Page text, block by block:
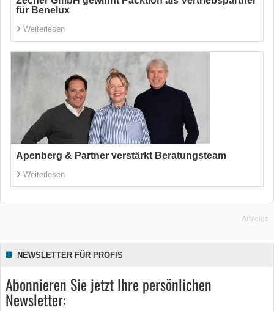
für Benelux
Weiterlesen
Apenberg & Partner verstärkt Beratungsteam
Weiterlesen
Anzeige
NEWSLETTER FÜR PROFIS
Abonnieren Sie jetzt Ihre persönlichen
Newsletter: